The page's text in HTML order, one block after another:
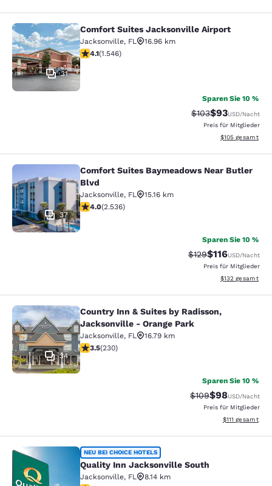
Comfort Suites Jacksonville Airport
31
Comfort Suites Jacksonville Airport
Jacksonville, FL
16.96 km
4.1-Sterne-Bewertung. Sehr gut. 1546 Bewertungen
4.1(1.546)
Sparen Sie 10 %
Durchgestrichener
$103Vergünstigter
$93USD/Nacht
Preis für Mitglieder
Geschätzte
$105 gesamt
Comfort Suites Baymeadows Near
37
Comfort Suites Baymeadows Near Butler
Blvd
Jacksonville, FL
15.16 km
3.95-Sterne-Bewertung. Gut. 2536 Bewertungen
4.0(2.536)
Sparen Sie 10 %
Durchgestrichener
$129Vergünstigter
$116USD/Nacht
Preis für Mitglieder
Geschätzte
$132 gesamt
Country Inn & Suites by Radisson,
34
Country Inn & Suites by Radisson,
Jacksonville - Orange Park
Jacksonville, FL
16.79 km
3.51-Sterne-Bewertung. Gut. 230 Bewertungen
3.5(230)
Sparen Sie 10 %
Durchgestrichener
$109Vergünstigter
$98USD/Nacht
Preis für Mitglieder
Geschätzte
$111 gesamt
Quality Inn Jacksonville South
NEU BEI CHOICE HOTELS
Quality Inn Jacksonville South
Jacksonville, FL
8.14 km